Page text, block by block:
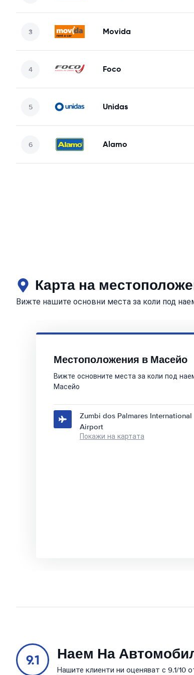
Movida
Foco
Unidas
Alamo
Карта на
Вижте нашите основни места за коли под
Местоположения в Масейо
Вижте основните места за коли под
Масейо
Zumbi dos Palmares International
Airport
Покажи на картата
9.1 Наем На
Нашите клиенти ни оценяват с 9.1/10